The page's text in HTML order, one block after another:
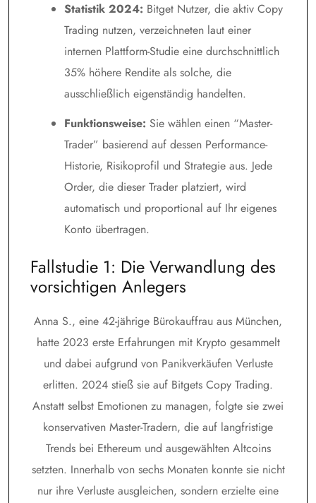
Statistik 2024: Bitget Nutzer, die aktiv Copy
Trading nutzen, verzeichneten laut einer
internen Plattform-Studie eine durchschnittlich
35% höhere Rendite als solche, die
ausschließlich eigenständig handelten.
Funktionsweise: Sie wählen einen “Master-
Trader” basierend auf dessen Performance-
Historie, Risikoprofil und Strategie aus. Jede
Order, die dieser Trader platziert, wird
automatisch und proportional auf Ihr eigenes
Konto übertragen.
Fallstudie 1: Die Verwandlung des
vorsichtigen Anlegers
Anna S., eine 42-jährige Bürokauffrau aus München,
hatte 2023 erste Erfahrungen mit Krypto gesammelt
und dabei aufgrund von Panikverkäufen Verluste
erlitten. 2024 stieß sie auf Bitgets Copy Trading.
Anstatt selbst Emotionen zu managen, folgte sie zwei
konservativen Master-Tradern, die auf langfristige
Trends bei Ethereum und ausgewählten Altcoins
setzten. Innerhalb von sechs Monaten konnte sie nicht
nur ihre Verluste ausgleichen, sondern erzielte eine